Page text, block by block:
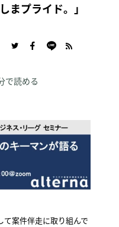
まプライド。」
で読める
て案件伴走に取り組んで